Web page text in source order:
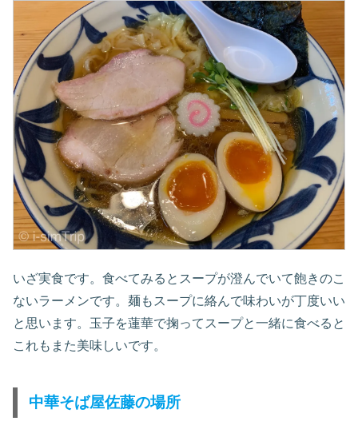
いざ実食です。食べてみるとスープが澄んでいて飽きのこ
ないラーメンです。麺もスープに絡んで味わいが丁度いい
と思います。玉子を蓮華で掬ってスープと一緒に食べると
これもまた美味しいです。
中華そば屋佐藤の場所